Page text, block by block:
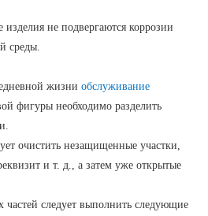
изделия не подвергаются коррозии
среды.
жизни обслуживание
фигуры необходимо разделить
очистить незащищенные участки,
и т. д., а затем уже открытые
следует выполнить следующие